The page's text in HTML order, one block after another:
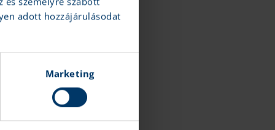
adott hozzájárulásodat
Marketing